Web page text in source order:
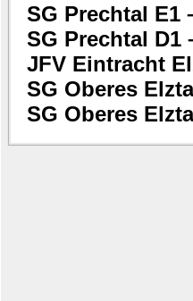
SG Prechtal E1
SG Prechtal D1
JFV Eintracht
SG Oberes
SG Oberes